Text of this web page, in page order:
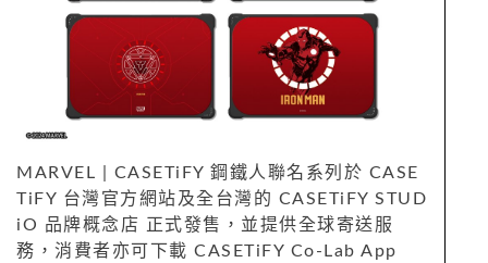
MARVEL | CASETiFY 鋼鐵人聯名系列於 CASE
TiFY 台灣官方網站 及全台灣的 CASETiFY STUD
iO 品牌概念店
正式發售，並提供全球寄送服
務，消費者亦可下載 CASETiFY Co-Lab App